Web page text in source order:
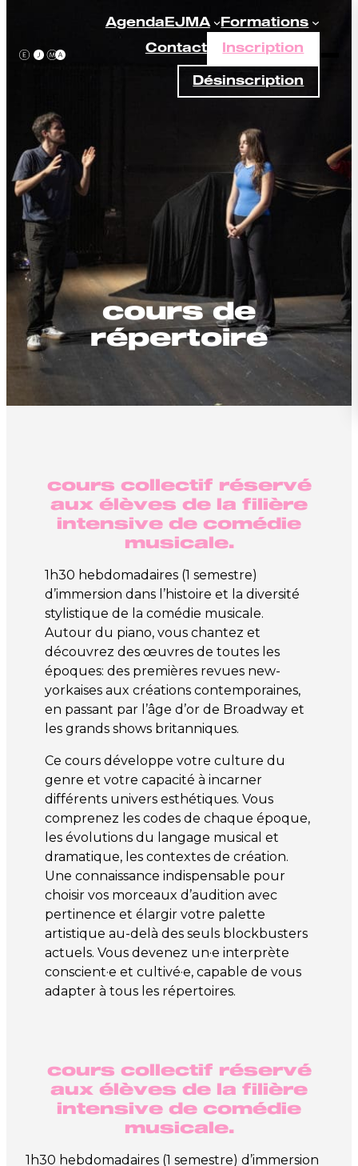
contenu
AgendaEJMA Formations
Contact
Inscription
Désinscription
cours de
répertoire
cours collectif réservé
aux élèves de la filière
intensive de comédie
musicale.
1h30 hebdomadaires (1 semestre)
d’immersion dans l’histoire et la diversité
stylistique de la comédie musicale.
Autour du piano, vous chantez et
découvrez des œuvres de toutes les
époques: des premières revues new-
yorkaises aux créations contemporaines,
en passant par l’âge d’or de Broadway et
les grands shows britanniques.
Ce cours développe votre culture du
genre et votre capacité à incarner
différents univers esthétiques. Vous
comprenez les codes de chaque époque,
les évolutions du langage musical et
dramatique, les contextes de création.
Une connaissance indispensable pour
choisir vos morceaux d’audition avec
pertinence et élargir votre palette
artistique au-delà des seuls blockbusters
actuels. Vous devenez un·e interprète
conscient·e et cultivé·e, capable de vous
adapter à tous les répertoires.
cours collectif réservé
aux élèves de la filière
intensive de comédie
musicale.
1h30 hebdomadaires (1 semestre) d’immersion